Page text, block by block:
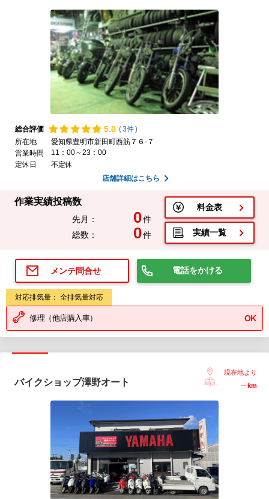
総合評価 5.0 (3件)
所在地
愛知県豊明市新田町西筋７６-７
営業時間
11：00～23：00
定休日
不定休
店舗詳細はこちら
作業実績投稿数
先月： 0件
総数：
0件
料金表
実績一覧
メンテ問合せ 電話をかける
対応排気量： 全排気量対応
修理（他店購入車） OK
バイクショップ澤野オート
現在地より
-- km